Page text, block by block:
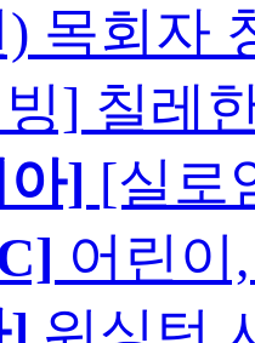
목회자
] 칠레
] [실로
어린이